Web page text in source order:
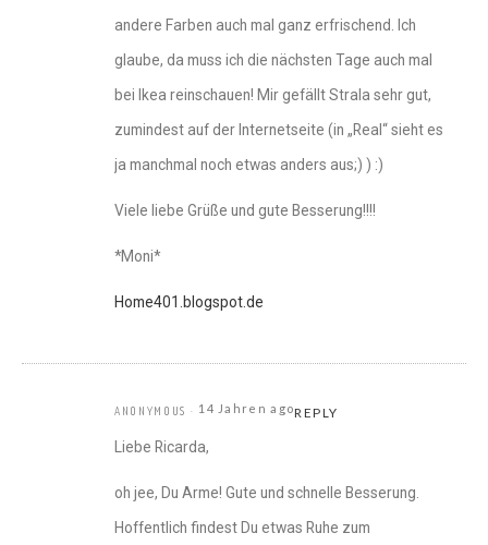
andere Farben auch mal ganz erfrischend. Ich
glaube, da muss ich die nächsten Tage auch mal
bei Ikea reinschauen! Mir gefällt Strala sehr gut,
zumindest auf der Internetseite (in „Real“ sieht es
ja manchmal noch etwas anders aus;) ) :)
Viele liebe Grüße und gute Besserung!!!!
*Moni*
Home401.blogspot.de
ANONYMOUS 14 Jahren agoREPLY
Liebe Ricarda,
oh jee, Du Arme! Gute und schnelle Besserung.
Hoffentlich findest Du etwas Ruhe zum